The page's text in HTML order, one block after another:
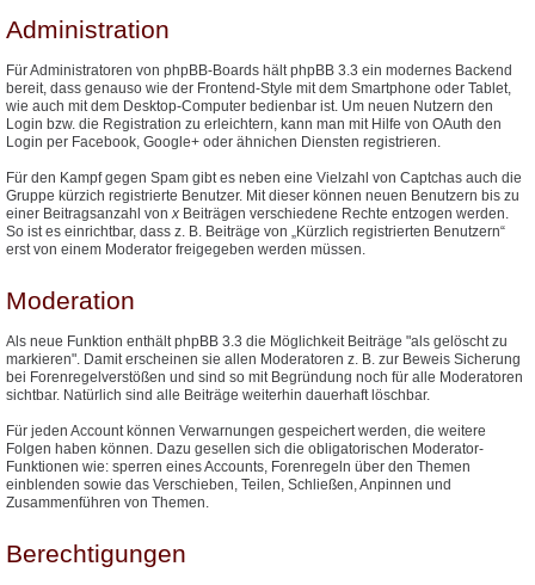
Administration
Für Administratoren von phpBB-Boards hält phpBB 3.3 ein modernes Backend
bereit, dass genauso wie der Frontend-Style mit dem Smartphone oder Tablet,
wie auch mit dem Desktop-Computer bedienbar ist. Um neuen Nutzern den
Login bzw. die Registration zu erleichtern, kann man mit Hilfe von OAuth den
Login per Facebook, Google+ oder ähnichen Diensten registrieren.
Für den Kampf gegen Spam gibt es neben eine Vielzahl von Captchas auch die
Gruppe kürzich registrierte Benutzer. Mit dieser können neuen Benutzern bis zu
einer Beitragsanzahl vonx Beiträgen verschiedene Rechte entzogen werden.
So ist es einrichtbar, dass z. B. Beiträge von „Kürzlich registrierten Benutzern“
erst von einem Moderator freigegeben werden müssen.
Moderation
Als neue Funktion enthält phpBB 3.3 die Möglichkeit Beiträge "als gelöscht zu
markieren". Damit erscheinen sie allen Moderatoren z. B. zur Beweis Sicherung
bei Forenregelverstößen und sind so mit Begründung noch für alle Moderatoren
sichtbar. Natürlich sind alle Beiträge weiterhin dauerhaft löschbar.
Für jeden Account können Verwarnungen gespeichert werden, die weitere
Folgen haben können. Dazu gesellen sich die obligatorischen Moderator-
Funktionen wie: sperren eines Accounts, Forenregeln über den Themen
einblenden sowie das Verschieben, Teilen, Schließen, Anpinnen und
Zusammenführen von Themen.
Berechtigungen